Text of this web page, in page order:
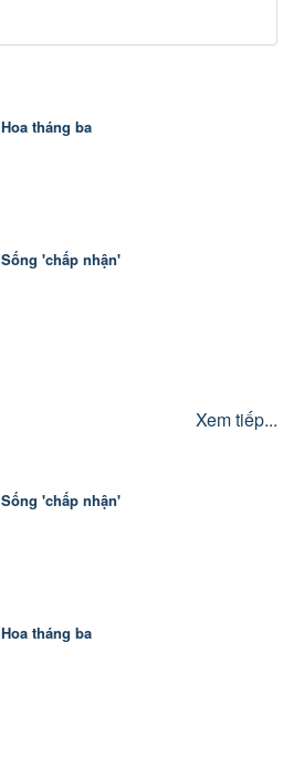
Hoa tháng ba
Sống 'chấp nhận'
Xem tiếp...
Sống 'chấp nhận'
Hoa tháng ba